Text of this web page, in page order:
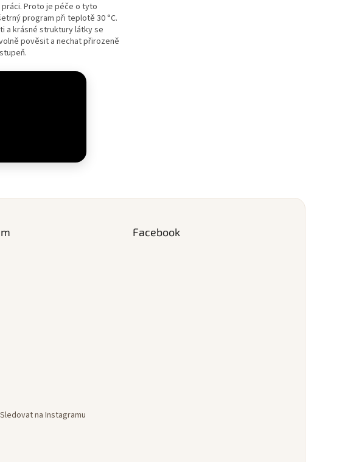
Proto je péče o tyto
program při teplotě 30 °C.
a krásné struktury látky se
pověsit a nechat přirozeně
Sledovat na Instagramu
Facebook